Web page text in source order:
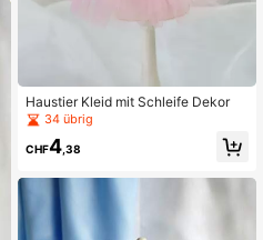
Haustier Kleid mit Schleife Dekor
34 übrig
CHF4 ,38